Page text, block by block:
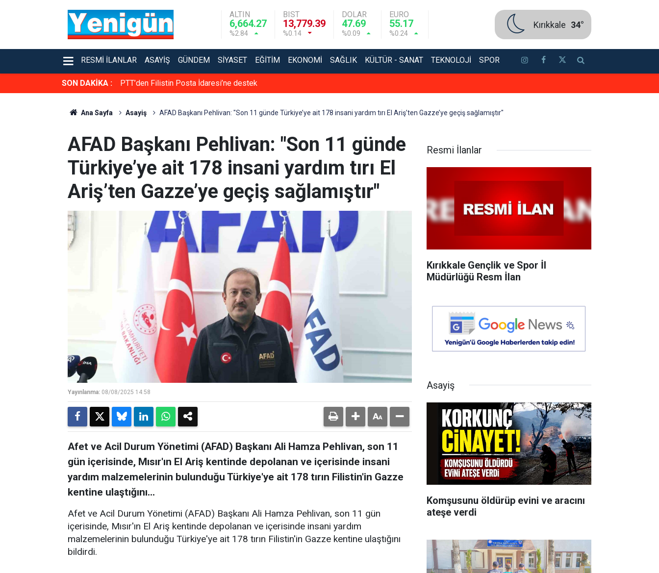
ALTIN
6,664.27
%2.84
BIST
13,779.39
%0.14
DOLAR
47.69
%0.09
EURO
55.17
%0.24
Kırıkkale 34°
RESMI İLANLAR ASAYIŞ GÜNDEM SIYASET EĞITIM EKONOMI SAĞLIK KÜLTÜR - SANAT TEKNOLOJI SPOR
SON DAKİKA : PTT’den Filistin Posta İdaresi’ne destek
Ana Sayfa Asayiş AFAD Başkanı Pehlivan: "Son 11 günde Türkiye’ye ait 178 insani yardım tırı El Ariş’ten Gazze’ye geçiş sağlamıştır"
AFAD Başkanı Pehlivan: "Son 11 günde
Türkiye’ye ait 178 insani yardım tırı El
Ariş’ten Gazze’ye geçiş sağlamıştır"
Yayınlanma: 08/08/2025 14:58
Afet ve Acil Durum Yönetimi (AFAD) Başkanı Ali Hamza Pehlivan, son 11
gün içerisinde, Mısır'ın El Ariş kentinde depolanan ve içerisinde insani
yardım malzemelerinin bulunduğu Türkiye'ye ait 178 tırın Filistin'in Gazze
kentine ulaştığını...
Afet ve Acil Durum Yönetimi (AFAD) Başkanı Ali Hamza Pehlivan, son 11 gün
içerisinde, Mısır'ın El Ariş kentinde depolanan ve içerisinde insani yardım
malzemelerinin bulunduğu Türkiye'ye ait 178 tırın Filistin'in Gazze kentine ulaştığını
bildirdi.
Resmi İlanlar
Kırıkkale Gençlik ve Spor İl
Müdürlüğü Resm İlan
Asayiş
Komşusunu öldürüp evini ve aracını
ateşe verdi